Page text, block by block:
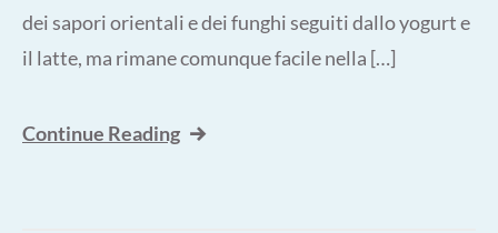
dei sapori orientali e dei funghi seguiti dallo yogurt e
il latte, ma rimane comunque facile nella […]
Continue Reading